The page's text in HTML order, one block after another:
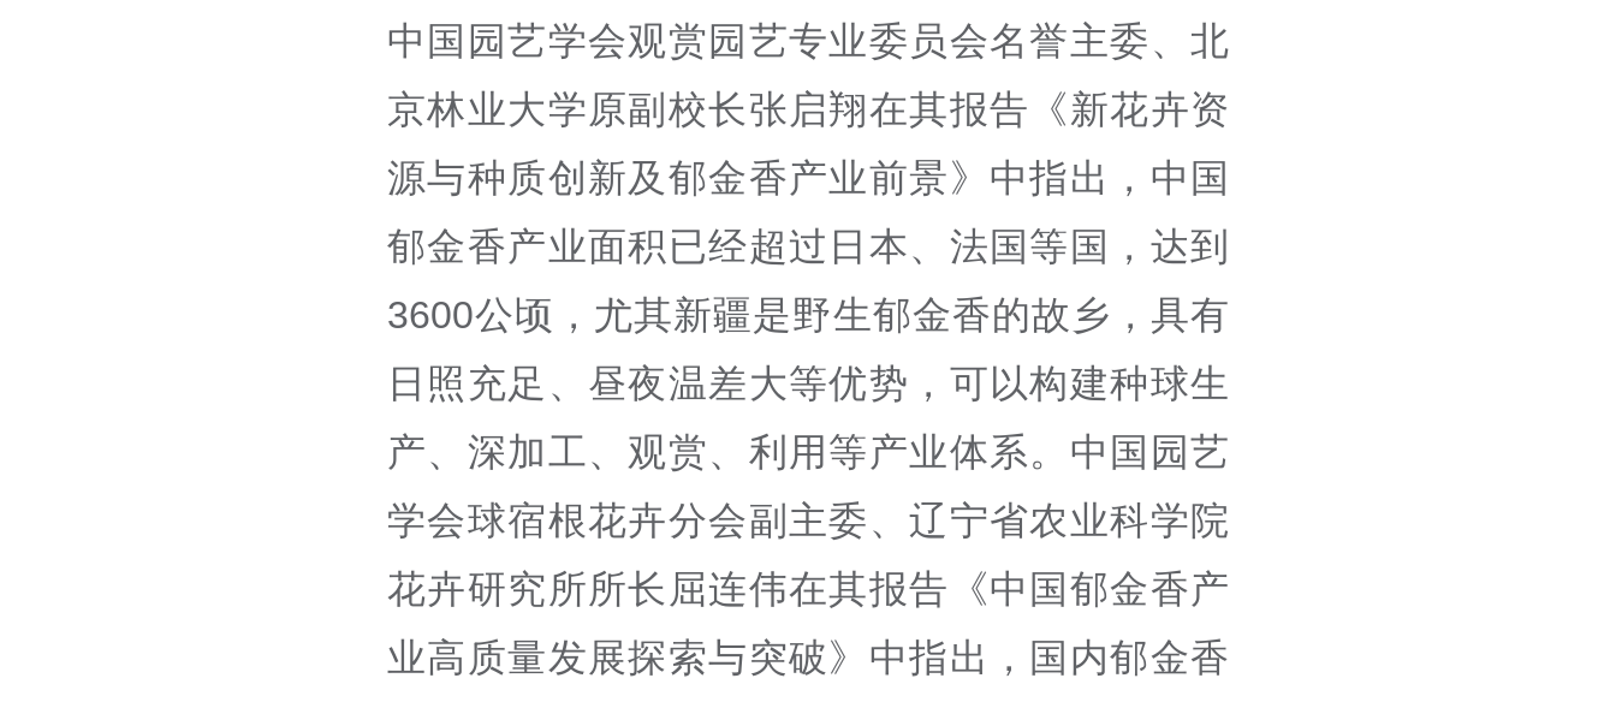
中国园艺学会观赏园艺专业委员会名誉主委、北
京林业大学原副校长张启翔在其报告《新花卉资
源与种质创新及郁金香产业前景》中指出，中国
郁金香产业面积已经超过日本、法国等国，达到
3600公顷，尤其新疆是野生郁金香的故乡，具有
日照充足、昼夜温差大等优势，可以构建种球生
产、深加工、观赏、利用等产业体系。中国园艺
学会球宿根花卉分会副主委、辽宁省农业科学院
花卉研究所所长屈连伟在其报告《中国郁金香产
业高质量发展探索与突破》中指出，国内郁金香